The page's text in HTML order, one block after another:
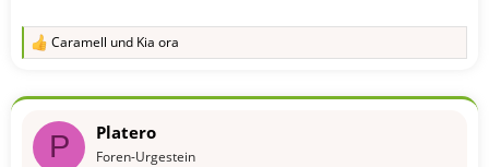
R
k
o
Caramell und Kia ora
P Platero
Foren-Urgestein